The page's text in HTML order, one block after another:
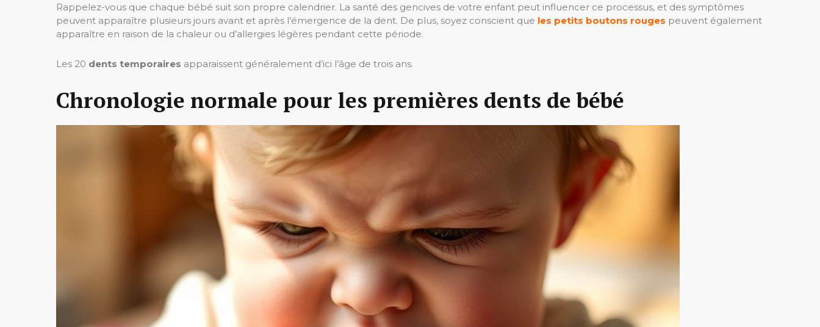
Rappelez-vous que chaque bébé suit son propre calendrier. La santé des gencives de votre enfant peut influencer ce processus, et des symptômes
peuvent apparaître plusieurs jours avant et après l’émergence de la dent. De plus, soyez conscient que les petits boutons rouges peuvent également
apparaître en raison de la chaleur ou d’allergies légères pendant cette période.
Les 20 dents temporaires apparaissent généralement d’ici l’âge de trois ans.
Chronologie normale pour les premières dents de bébé